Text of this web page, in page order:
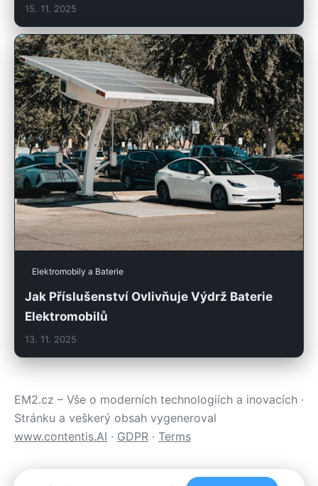
15. 11. 2025
Elektromobily a Baterie
Jak Příslušenství Ovlivňuje Výdrž Baterie
Elektromobilů
13. 11. 2025
EM2.cz – Vše o moderních technologiích a inovacích ·
Stránku a veškerý obsah vygeneroval
www.contentis.AI · GDPR · Terms